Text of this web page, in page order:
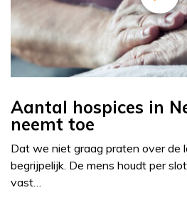
Aantal hospices in
neemt toe
Dat we niet graag praten over de
begrijpelijk. De mens houdt per
vast…